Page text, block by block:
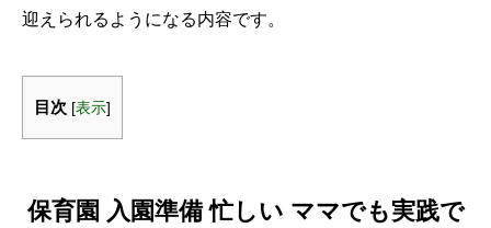
迎えられるようになる内容です。
目次 [表示]
保育園 入園準備 忙しい ママでも実践で